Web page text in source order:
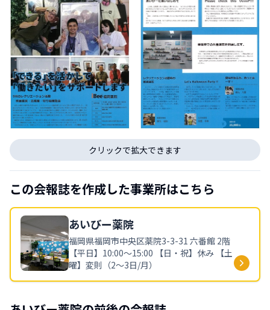
クリックで拡大できます
この会報誌を作成した事業所はこちら
あいびー薬院
福岡県福岡市中央区薬院3-3-31 六番館 2階
【平日】10:00〜15:00 【日・祝】休み 【土
曜】変則（2〜3日/月）